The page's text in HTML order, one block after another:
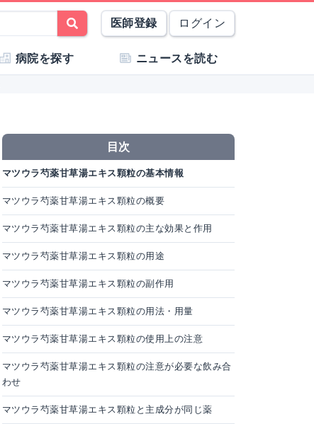
医師登録 ログイン
病院を探す ニュースを読む
目次
マツウラ芍薬甘草湯エキス顆粒の基本情報
マツウラ芍薬甘草湯エキス顆粒の概要
マツウラ芍薬甘草湯エキス顆粒の主な効果と作用
マツウラ芍薬甘草湯エキス顆粒の用途
マツウラ芍薬甘草湯エキス顆粒の副作用
マツウラ芍薬甘草湯エキス顆粒の用法・用量
マツウラ芍薬甘草湯エキス顆粒の使用上の注意
マツウラ芍薬甘草湯エキス顆粒の注意が必要な飲み合
わせ
マツウラ芍薬甘草湯エキス顆粒と主成分が同じ薬